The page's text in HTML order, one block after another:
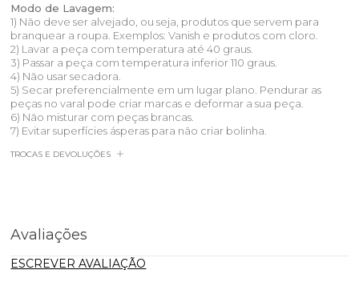
Modo de Lavagem:
1) Não deve ser alvejado, ou seja, produtos que servem para
branquear a roupa. Exemplos: Vanish e produtos com cloro.
2) Lavar a peça com temperatura até 40 graus.
3) Passar a peça com temperatura inferior 110 graus.
4) Não usar secadora.
5) Secar preferencialmente em um lugar plano. Pendurar as
peças no varal pode criar marcas e deformar a sua peça.
6) Não misturar com peças brancas.
7) Evitar superfícies ásperas para não criar bolinha.
TROCAS E DEVOLUÇÕES
Avaliações
ESCREVER AVALIAÇÃO